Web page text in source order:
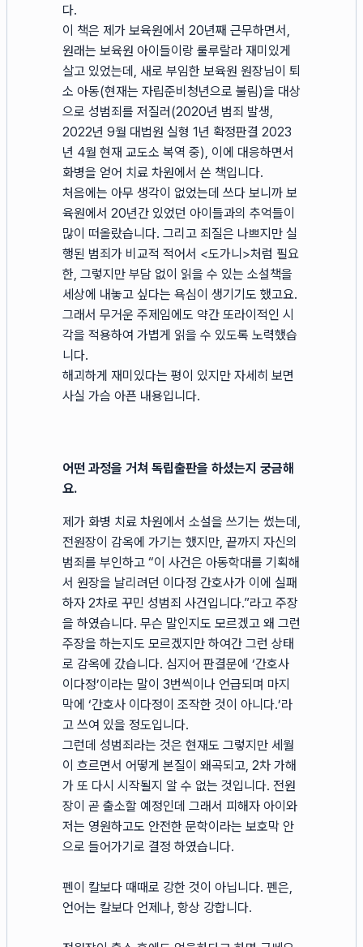
다.
이 책은 제가 보육원에서 20년째 근무하면서,
원래는 보육원 아이들이랑 룰루랄라 재미있게
살고 있었는데, 새로 부임한 보육원 원장님이 퇴
소 아동(현재는 자립준비청년으로 불림)을 대상
으로 성범죄를 저질러(2020년 범죄 발생,
2022년 9월 대법원 실형 1년 확정판결 2023
년 4월 현재 교도소 복역 중), 이에 대응하면서
화병을 얻어 치료 차원에서 쓴 책입니다.
처음에는 아무 생각이 없었는데 쓰다 보니까 보
육원에서 20년간 있었던 아이들과의 추억들이
많이 떠올랐습니다. 그리고 죄질은 나쁘지만 실
행된 범죄가 비교적 적어서 <도가니>처럼 필요
한, 그렇지만 부담 없이 읽을 수 있는 소설책을
세상에 내놓고 싶다는 욕심이 생기기도 했고요.
그래서 무거운 주제임에도 약간 또라이적인 시
각을 적용하여 가볍게 읽을 수 있도록 노력했습
니다.
해괴하게 재미있다는 평이 있지만 자세히 보면
사실 가슴 아픈 내용입니다.
어떤 과정을 거쳐 독립출판을 하셨는지 궁금해
요.
제가 화병 치료 차원에서 소설을 쓰기는 썼는데,
전원장이 감옥에 가기는 했지만, 끝까지 자신의
범죄를 부인하고 “이 사건은 아동학대를 기획해
서 원장을 날리려던 이다정 간호사가 이에 실패
하자 2차로 꾸민 성범죄 사건입니다.”라고 주장
을 하였습니다. 무슨 말인지도 모르겠고 왜 그런
주장을 하는지도 모르겠지만 하여간 그런 상태
로 감옥에 갔습니다. 심지어 판결문에 ‘간호사
이다정’이라는 말이 3번씩이나 언급되며 마지
막에 ‘간호사 이다정이 조작한 것이 아니다.’라
고 쓰여 있을 정도입니다.
그런데 성범죄라는 것은 현재도 그렇지만 세월
이 흐르면서 어떻게 본질이 왜곡되고, 2차 가해
가 또 다시 시작될지 알 수 없는 것입니다. 전원
장이 곧 출소할 예정인데 그래서 피해자 아이와
저는 영원하고도 안전한 문학이라는 보호막 안
으로 들어가기로 결정 하였습니다.
펜이 칼보다 때때로 강한 것이 아닙니다. 펜은,
언어는 칼보다 언제나, 항상 강합니다.